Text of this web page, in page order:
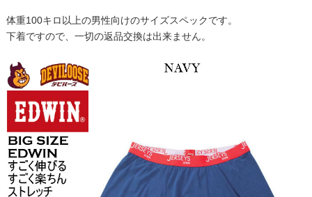
体重100キロ以上の男性向けのサイズスペックです。
下着ですので、一切の返品交換は出来ません。